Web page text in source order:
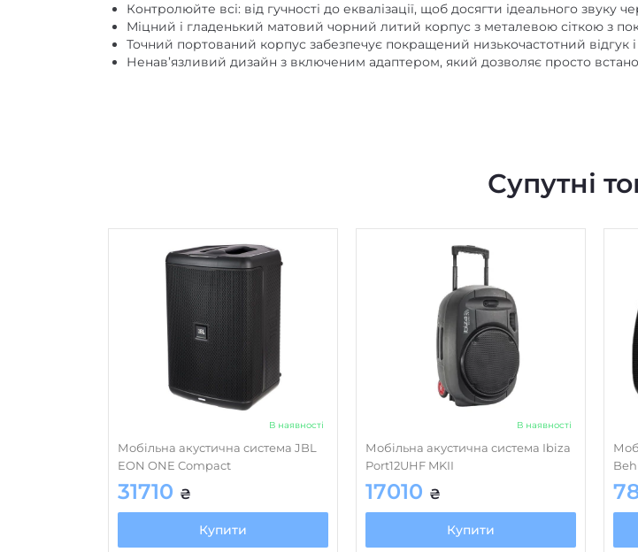
Контролюйте всі: від гучності до еквалізації, щоб досягти ідеального звуку
Міцний і гладенький матовий чорний литий корпус з металевою сіткою з
Точний портований корпус забезпечує покращений низькочастотний відгук і
Ненав’язливий дизайн з включеним адаптером, який дозволяє просто
Супутні
В наявності
Мобільна акустична система JBL
EON ONE Compact
31710 ₴
Купити
В наявності
Мобільна акустична система Ibiza
Port12UHF MKII
17010 ₴
Купити